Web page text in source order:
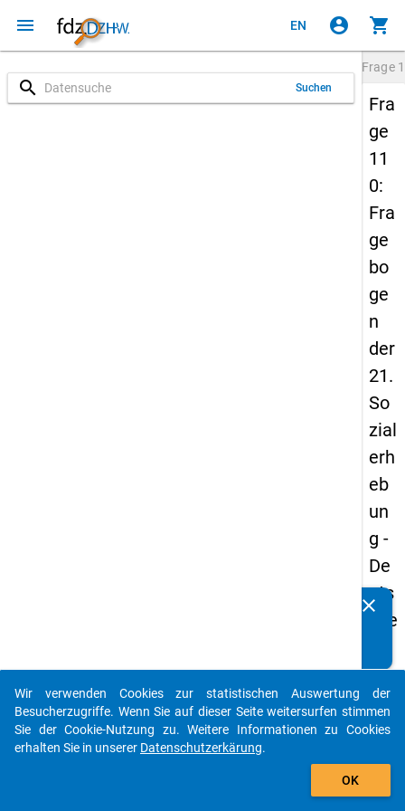
menu EN account_circle shopping_cart
search Suchen
Frage
Fra
ge
11
0:
Fra
ge
bo
ge
n
der
21.
So
zial
erh
eb
un
g -
De
uts
che
d
Bil
du
clear
auto_stories
add_shopping_cart
Wir verwenden Cookies zur statistischen Auswertung der
Besucherzugriffe. Wenn Sie auf dieser Seite weitersurfen stimmen
Sie der Cookie-Nutzung zu. Weitere Informationen zu Cookies
erhalten Sie in unserer Datenschutzerkärung.
OK